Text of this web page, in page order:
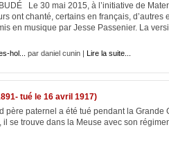
Le 30 mai 2015, à l’initiative de
ont chanté, certains en français,
en musique par Jesse Passenier. La
hol... par daniel cunin | Lire la suite...
tué le 16 avril 1917)
père paternel a été tué pendant la Grande
se trouve dans la Meuse avec son